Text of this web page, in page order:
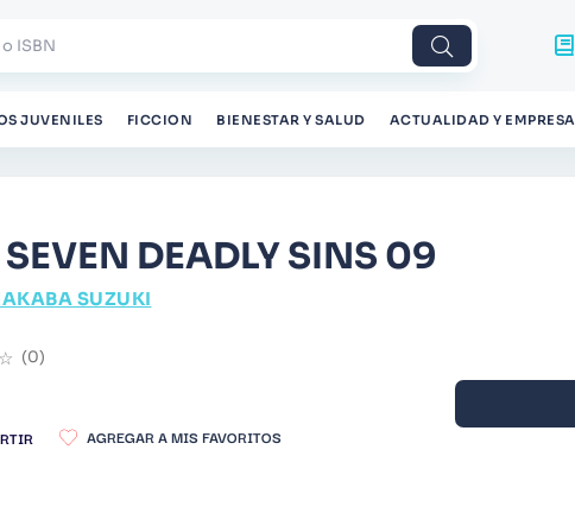
JUVENILES FICCION BIENESTAR Y SALUD ACTUALIDAD Y EMPRESA
DEADLY SINS 09
SUZUKI
☆ (0)